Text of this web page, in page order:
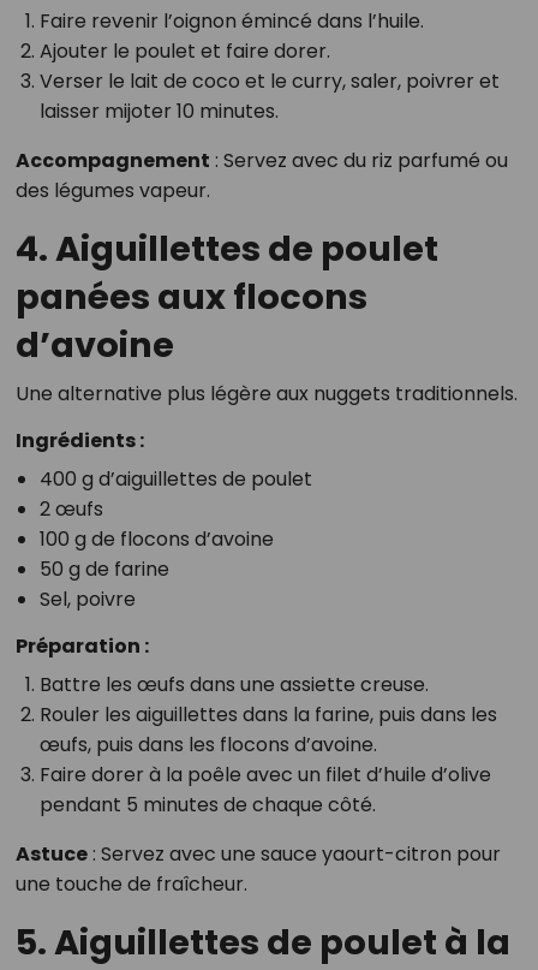
Faire revenir l’oignon émincé dans l’huile.
Ajouter le poulet et faire dorer.
Verser le lait de coco et le curry, saler, poivrer et
laisser mijoter 10 minutes.
Accompagnement : Servez avec du riz parfumé ou
des légumes vapeur.
4. Aiguillettes de poulet
panées aux flocons
d’avoine
Une alternative plus légère aux nuggets traditionnels.
Ingrédients :
400 g d’aiguillettes de poulet
2 œufs
100 g de flocons d’avoine
50 g de farine
Sel, poivre
Préparation :
Battre les œufs dans une assiette creuse.
Rouler les aiguillettes dans la farine, puis dans les
œufs, puis dans les flocons d’avoine.
Faire dorer à la poêle avec un filet d’huile d’olive
pendant 5 minutes de chaque côté.
Astuce: Servez avec une sauce yaourt-citron pour
une touche de fraîcheur.
5. Aiguillettes de poulet à la